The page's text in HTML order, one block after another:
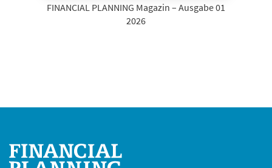
FINANCIAL PLANNING Magazin – Ausgabe 01
2026